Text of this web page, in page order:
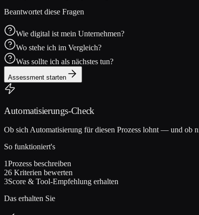
Beantwortet diese Fragen
Wie digital ist mein Unternehmen?
Wo stehe ich im Vergleich?
Was sollte ich als nächstes tun?
Assessment starten
Automatisierungs-Check
Ob sich Automatisierung für diesen Prozess lohnt — und ob
So funktioniert's
1Prozess beschreiben
26 Kriterien bewerten
3Score & Tool-Empfehlung erhalten
Das erhalten Sie